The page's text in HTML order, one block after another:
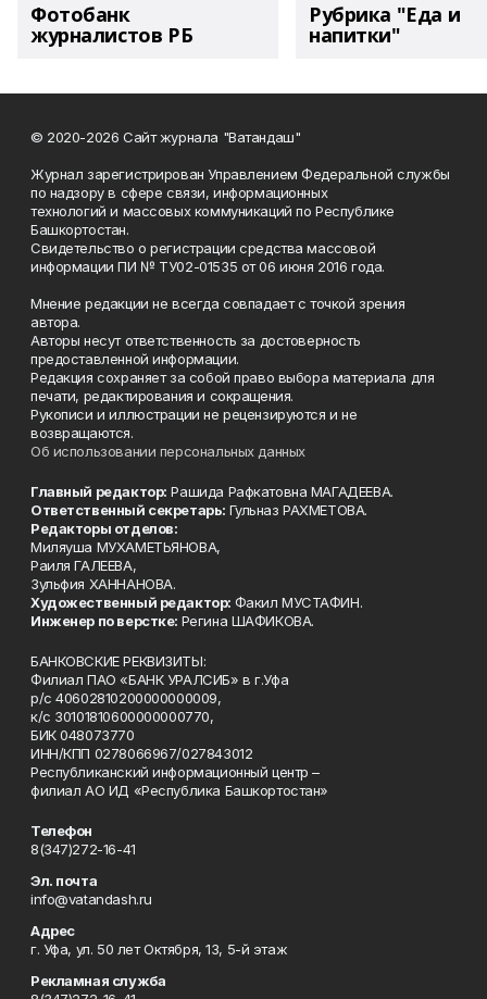
Фотобанк
журналистов РБ
Рубрика "Еда и
напитки"
© 2020-2026 Сайт журнала "Ватандаш"
Журнал зарегистрирован Управлением Федеральной службы
по надзору в сфере связи, информационных
технологий и массовых коммуникаций по Республике
Башкортостан.
Свидетельство о регистрации средства массовой
информации ПИ № ТУ02-01535 от 06 июня 2016 года.
Мнение редакции не всегда совпадает с точкой зрения
автора.
Авторы несут ответственность за достоверность
предоставленной информации.
Редакция сохраняет за собой право выбора материала для
печати, редактирования и сокращения.
Рукописи и иллюстрации не рецензируются и не
возвращаются.
Об использовании персональных данных
Главный редактор: Рашида Рафкатовна МАГАДЕЕВА.
Ответственный секретарь: Гульназ РАХМЕТОВА.
Редакторы отделов:
Миляуша МУХАМЕТЬЯНОВА,
Раиля ГАЛЕЕВА,
Зульфия ХАННАНОВА.
Художественный редактор: Факил МУСТАФИН.
Инженер по верстке: Регина ШАФИКОВА.
БАНКОВСКИЕ РЕКВИЗИТЫ:
Филиал ПАО «БАНК УРАЛСИБ» в г.Уфа
р/с 40602810200000000009,
к/с 30101810600000000770,
БИК 048073770
ИНН/КПП 0278066967/027843012
Республиканский информационный центр –
филиал АО ИД «Республика Башкортостан»
Телефон
8(347)272-16-41
Эл. почта
info@vatandash.ru
Адрес
г. Уфа, ул. 50 лет Октября, 13, 5-й этаж
Рекламная служба